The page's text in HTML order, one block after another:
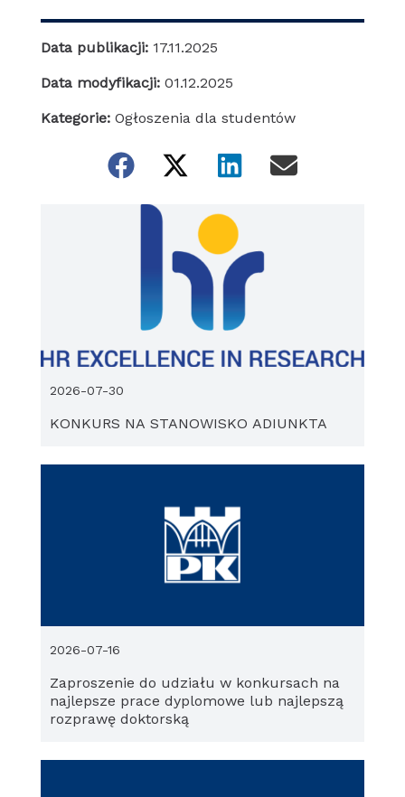
Data publikacji: 17.11.2025
Data modyfikacji: 01.12.2025
Kategorie: Ogłoszenia dla studentów
KONKURS NA STANOWISKO ADIUNKTA
2026-07-30
Zaproszenie do udziału w konkursach na
najlepsze prace dyplomowe lub najlepszą
rozprawę doktorską
2026-07-16